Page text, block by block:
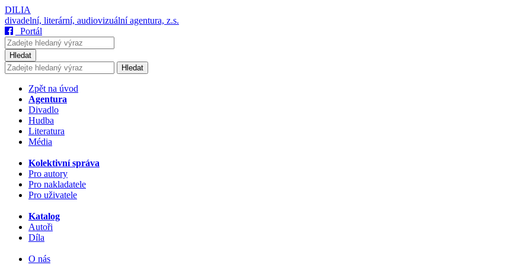
DILIA
divadelní, literární, audiovizuální agentura, z.s.
Portál
Hledat
Hledat
Zpět na úvod
Agentura
Divadlo
Hudba
Literatura
Média
Kolektivní správa
Pro autory
Pro nakladatele
Pro uživatele
Katalog
Autoři
Díla
O nás